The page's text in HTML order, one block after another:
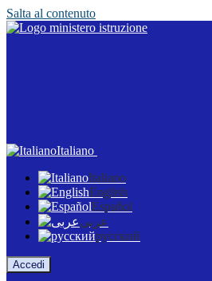
Salta al contenuto
Italiano
Italiano
English
Español
عربى
русский
Accedi